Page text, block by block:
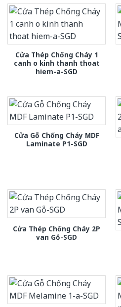
Cửa Thép Chống Cháy 1
canh o kinh thanh thoat
hiem-a-SGD
Cửa Gỗ Chống Cháy MDF
Laminate P1-SGD
Cửa Thép Chống Cháy 2P
van Gỗ-SGD